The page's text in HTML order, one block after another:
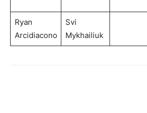
Ryan
Arcidiacono
Svi
Mykhailiuk